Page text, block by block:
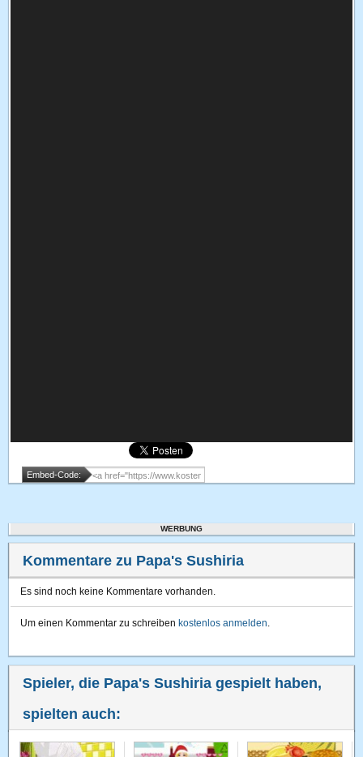
Embed-Code:
WERBUNG
Kommentare zu Papa's Sushiria
Es sind noch keine Kommentare vorhanden.
Um einen Kommentar zu schreiben kostenlos anmelden.
Spieler, die Papa's Sushiria gespielt haben,
spielten auch: